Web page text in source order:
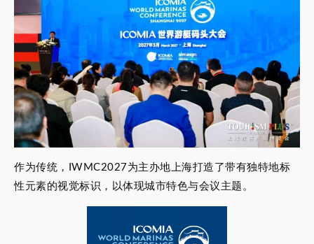
作为传统，IWMC2027为主办地上海打造了带有独特地标
性元素的视觉标识，以体现城市特色与会议主题。